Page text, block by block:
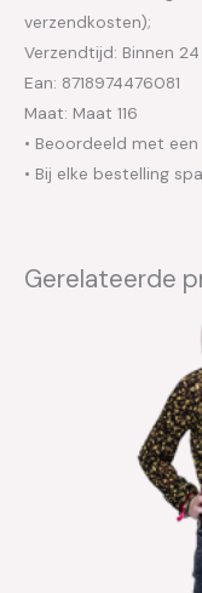
verzendkosten);
Verzendtijd: Binnen
Ean: 8718974476081
Maat: Maat 116
• Beoordeeld met
• Bij elke bestelling
Gerelateerde
€20.00.